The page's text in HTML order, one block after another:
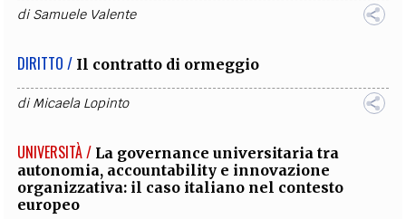
diSamuele Valente
DIRITTO / Il contratto di ormeggio
diMicaela Lopinto
UNIVERSITÀ / La governance universitaria tra
autonomia, accountability e innovazione
organizzativa: il caso italiano nel contesto
europeo